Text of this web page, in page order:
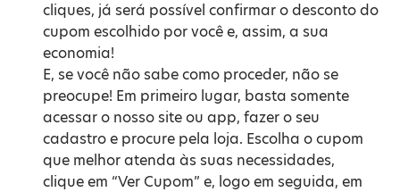
cliques, já será possível confirmar o desconto do
cupom escolhido por você e, assim, a sua
economia!
E, se você não sabe como proceder, não se
preocupe! Em primeiro lugar, basta somente
acessar o nosso site ou app, fazer o seu
cadastro e procure pela loja. Escolha o cupom
que melhor atenda às suas necessidades,
clique em “Ver Cupom” e, logo em seguida, em